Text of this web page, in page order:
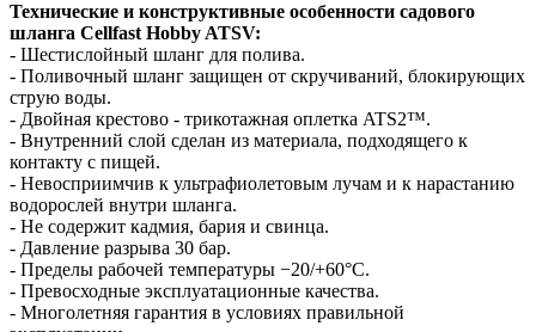
Технические и конструктивные особенности садового
шланга Cellfast Hobby ATSV:
- Шестислойный шланг для полива.
- Поливочный шланг защищен от скручиваний, блокирующих
струю воды.
- Двойная крестово - трикотажная оплетка ATS2™.
- Внутренний слой сделан из материала, подходящего к
контакту с пищей.
- Невосприимчив к ультрафиолетовым лучам и к нарастанию
водорослей внутри шланга.
- Не содержит кадмия, бария и свинца.
- Давление разрыва 30 бар.
- Пределы рабочей температуры −20/+60°С.
- Превосходные эксплуатационные качества.
- Многолетняя гарантия в условиях правильной